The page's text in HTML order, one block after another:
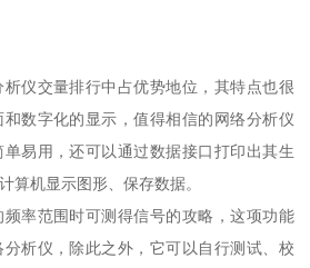
仪交量排行中占优势地位，其特点也很
数字化的显示，值得相信的网络分析仪
易用，还可以通过数据接口打印出其生
算机显示图形、保存数据。
率范围时可测得信号的攻略，这项功能
析仪，除此之外，它可以自行测试、校